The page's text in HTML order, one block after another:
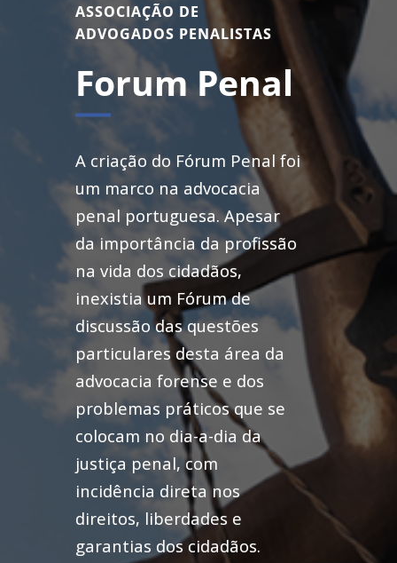
ASSOCIAÇÃO DE
ADVOGADOS PENALISTAS
Forum Penal
A criação do Fórum Penal foi
um marco na advocacia
penal portuguesa. Apesar
da importância da profissão
na vida dos cidadãos,
inexistia um Fórum de
discussão das questões
particulares desta área da
advocacia forense e dos
problemas práticos que se
colocam no dia-a-dia da
justiça penal, com
incidência direta nos
direitos, liberdades e
garantias dos cidadãos.